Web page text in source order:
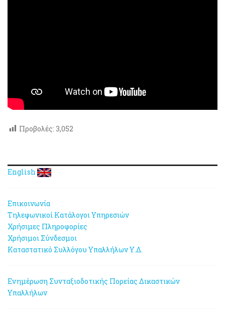
Προβολές: 3,052
English
Επικοινωνία
Τηλεφωνικοί Κατάλογοι Υπηρεσιών
Χρήσιμες Πληροφορίες
Χρήσιμοι Σύνδεσμοι
Καταστατικό Συλλόγου Υπαλλήλων Υ.Δ.
Ενημέρωση Συνταξιοδοτικής Πορείας Δικαστικών
Υπαλλήλων